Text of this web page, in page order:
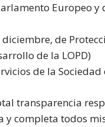
Europeo
de
de la LOPD)
de la
transparencia
completa todos